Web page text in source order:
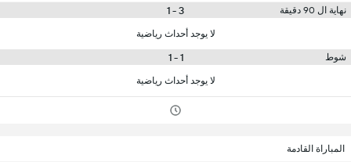
نهاية ال 90 دقيقة
3 - 1
لا يوجد أحداث رياضية
شوط 1 - 1
لا يوجد أحداث رياضية
المباراة القادمة